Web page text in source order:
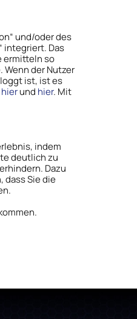
und/oder des
integriert. Das
ermitteln so
der Nutzer
ist, ist es
hierund hier. Mit
indem
deutlich zu
Dazu
dass Sie die